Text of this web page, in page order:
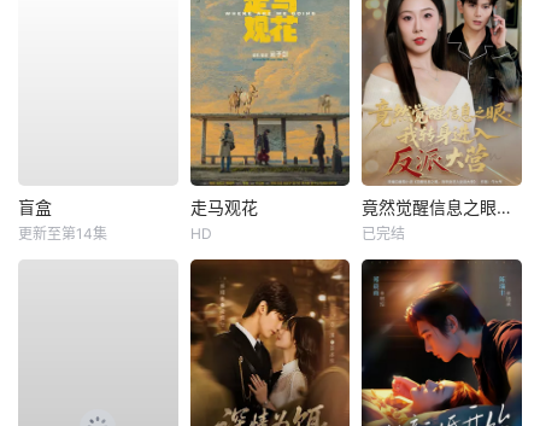
盲盒
更新至第14集
走马观花
HD
竟然觉醒信息之眼，我转身进入反派大营
已完结